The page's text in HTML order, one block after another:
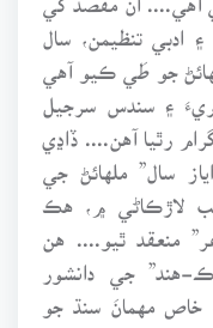
ادبي تنظيمن، سال
جو طَي ڪيو آهي
۽ سندس سرجيل
رٿيا آهن.... ڏاڍي
سال” ملهائڻ جي
لاڙڪاڻي ۾، هڪ
منعقد ٿيو.... هن
هند” جي دانشور
خاص مهمانَ سنڌ جو